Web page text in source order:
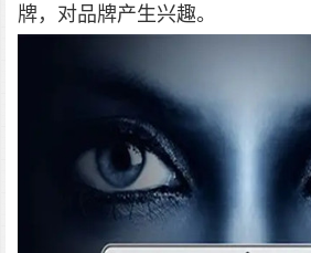
牌，对品牌产生兴趣。